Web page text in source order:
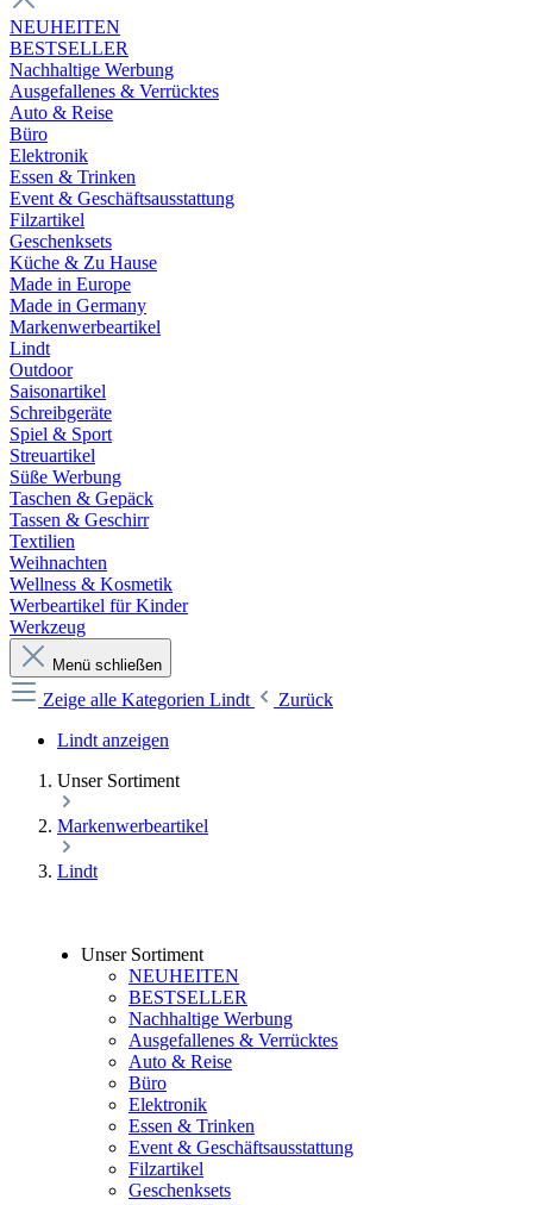
NEUHEITEN
BESTSELLER
Nachhaltige Werbung
Ausgefallenes & Verrücktes
Auto & Reise
Büro
Elektronik
Essen & Trinken
Event & Geschäftsausstattung
Filzartikel
Geschenksets
Küche & Zu Hause
Made in Europe
Made in Germany
Markenwerbeartikel
Lindt
Outdoor
Saisonartikel
Schreibgeräte
Spiel & Sport
Streuartikel
Süße Werbung
Taschen & Gepäck
Tassen & Geschirr
Textilien
Weihnachten
Wellness & Kosmetik
Werbeartikel für Kinder
Werkzeug
Menü schließen
Zeige alle Kategorien Lindt
Zurück
Lindt anzeigen
Unser Sortiment
Markenwerbeartikel
Lindt
Unser Sortiment
NEUHEITEN
BESTSELLER
Nachhaltige Werbung
Ausgefallenes & Verrücktes
Auto & Reise
Büro
Elektronik
Essen & Trinken
Event & Geschäftsausstattung
Filzartikel
Geschenksets